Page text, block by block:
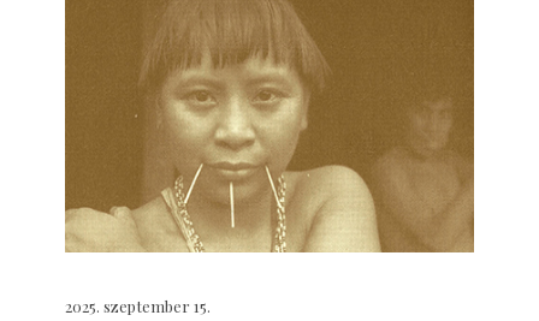
2025. szeptember 15.